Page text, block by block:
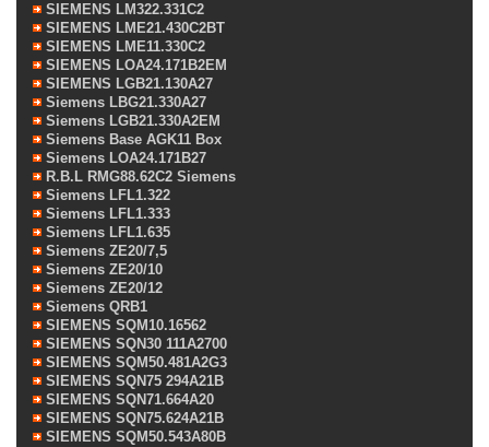
SIEMENS LM322.331C2
SIEMENS LME21.430C2BT
SIEMENS LME11.330C2
SIEMENS LOA24.171B2EM
SIEMENS LGB21.130A27
Siemens LBG21.330A27
Siemens LGB21.330A2EM
Siemens Base AGK11 Box
Siemens LOA24.171B27
R.B.L RMG88.62C2 Siemens
Siemens LFL1.322
Siemens LFL1.333
Siemens LFL1.635
Siemens ZE20/7,5
Siemens ZE20/10
Siemens ZE20/12
Siemens QRB1
SIEMENS SQM10.16562
SIEMENS SQN30 111A2700
SIEMENS SQM50.481A2G3
SIEMENS SQN75 294A21B
SIEMENS SQN71.664A20
SIEMENS SQN75.624A21B
SIEMENS SQM50.543A80B